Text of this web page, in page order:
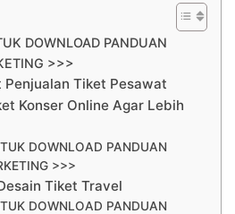
DOWNLOAD PANDUAN
>>>
Tiket Pesawat
Konser Online Agar Lebih
DOWNLOAD PANDUAN
>>>
Tiket Travel
DOWNLOAD PANDUAN